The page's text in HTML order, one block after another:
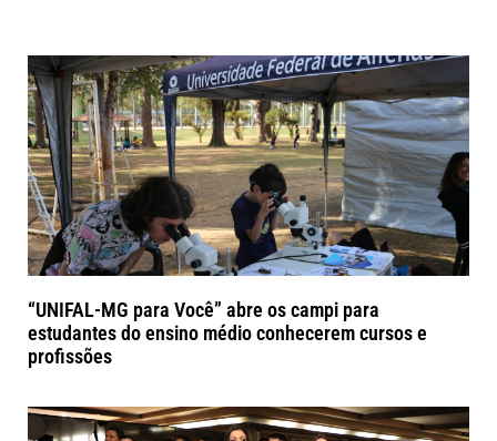
“UNIFAL-MG para Você” abre os campi para
estudantes do ensino médio conhecerem cursos e
profissões